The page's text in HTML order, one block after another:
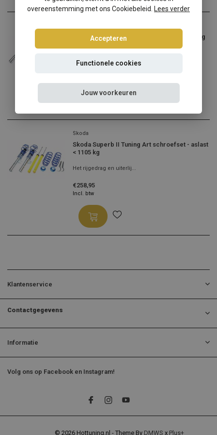
Skoda Superb II schroefset - aslast < 1105 kg
Skoda
Skoda Superb II Tuning Art schroefset - aslast
< 1105 kg
Het rijgedrag en uiterlij...
€258,95
Incl. btw
Klantenservice
Contactgegevens
Informatie
Volg ons op Facebook en Instagram!
© 2026 Hottuning.nl - Theme By DMWS x Plus+
overeenstemming met ons Cookiebeleid.
Lees verder
Accepteren
Functionele cookies
Jouw voorkeuren